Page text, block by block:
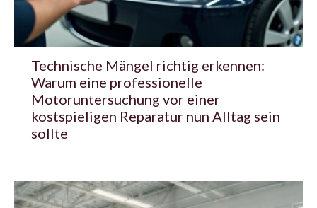
Technische Mängel richtig erkennen:
Warum eine professionelle
Motoruntersuchung vor einer
kostspieligen Reparatur nun Alltag sein
sollte